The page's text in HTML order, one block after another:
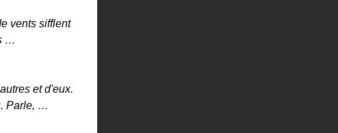
vents sifflent
et d'eux.
Parle,